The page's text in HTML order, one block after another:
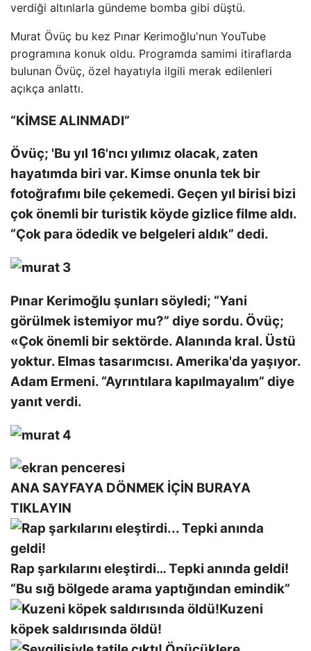
verdiği altınlarla gündeme bomba gibi düştü.
Murat Övüç bu kez Pınar Kerimoğlu'nun YouTube
programına konuk oldu. Programda samimi itiraflarda
bulunan Övüç, özel hayatıyla ilgili merak edilenleri
açıkça anlattı.
“KİMSE ALINMADI”
Övüç; 'Bu yıl 16'ncı yılımız olacak, zaten
hayatımda biri var. Kimse onunla tek bir
fotoğrafımı bile çekemedi. Geçen yıl birisi bizi
çok önemli bir turistik köyde gizlice filme aldı.
“Çok para ödedik ve belgeleri aldık” dedi.
Pınar Kerimoğlu şunları söyledi; “Yani
görülmek istemiyor mu?” diye sordu. Övüç;
«Çok önemli bir sektörde. Alanında kral. Üstü
yoktur. Elmas tasarımcısı. Amerika'da yaşıyor.
Adam Ermeni. “Ayrıntılara kapılmayalım” diye
yanıt verdi.
ANA SAYFAYA DÖNMEK İÇİN BURAYA
TIKLAYIN
Rap şarkılarını eleştirdi… Tepki anında geldi!
“Bu sığ bölgede arama yaptığından emindik”
Kuzeni
köpek saldırısında öldü!